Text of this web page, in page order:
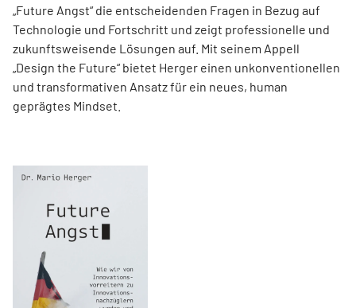
„Future Angst“ die entscheidenden Fragen in Bezug auf
Technologie und Fortschritt und zeigt professionelle und
zukunftsweisende Lösungen auf. Mit seinem Appell
„Design the Future“ bietet Herger einen unkonventionellen
und transformativen Ansatz für ein neues, human
geprägtes Mindset.